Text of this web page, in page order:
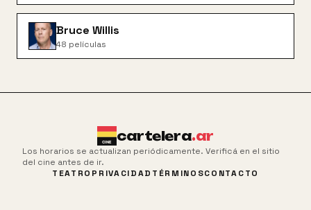
Bruce Willis
48 películas
cartelera.ar
Los horarios se actualizan periódicamente. Verificá en el sitio
del cine antes de ir.
TEATRO PRIVACIDAD TÉRMINOSCONTACTO